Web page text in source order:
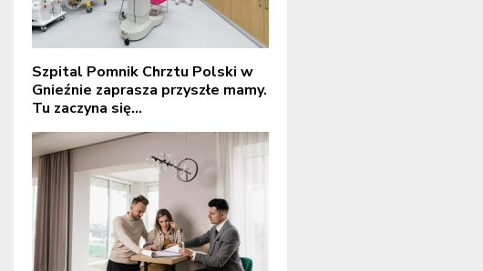
Szpital Pomnik Chrztu Polski w
Gnieźnie zaprasza przyszłe mamy.
Tu zaczyna się...